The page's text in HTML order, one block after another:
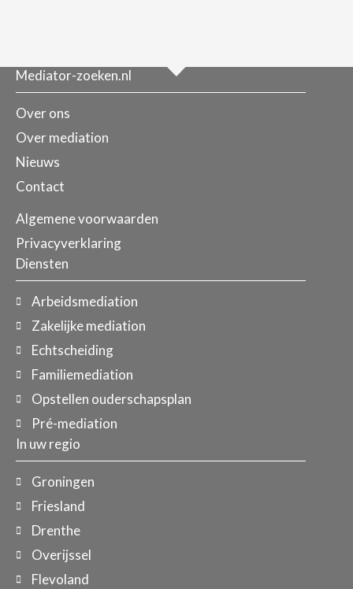
Mediator-zoeken.nl
Over ons
Over mediation
Nieuws
Contact
Algemene voorwaarden
Privacyverklaring
Diensten
Arbeidsmediation
Zakelijke mediation
Echtscheiding
Familiemediation
Opstellen ouderschapsplan
Pré-mediation
In uw regio
Groningen
Friesland
Drenthe
Overijssel
Flevoland